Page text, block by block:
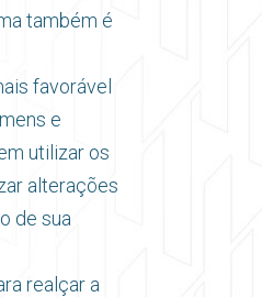
também é
favorável
e
utilizar os
alterações
de sua
realçar a